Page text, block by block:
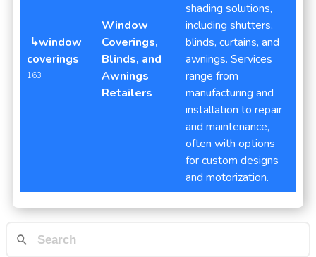
↳window
coverings
163
Window
Coverings,
Blinds, and
Awnings
Retailers
shading solutions,
including shutters,
blinds, curtains, and
awnings. Services
range from
manufacturing and
installation to repair
and maintenance,
often with options
for custom designs
and motorization.